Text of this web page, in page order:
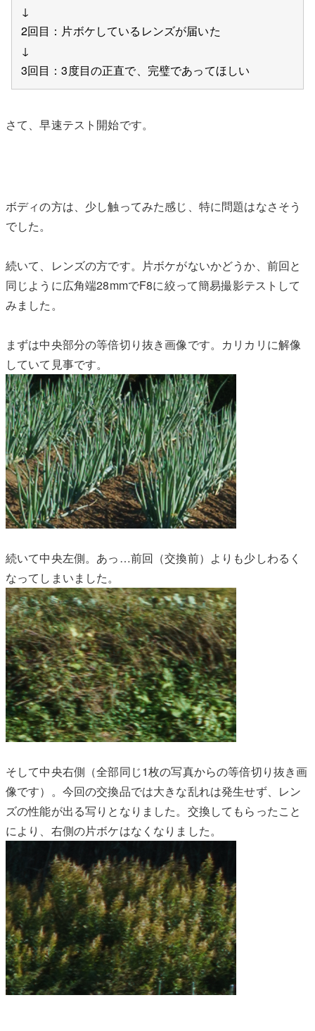
↓
2回目：片ボケしているレンズが届いた
↓
3回目：3度目の正直で、完璧であってほしい
さて、早速テスト開始です。
ボディの方は、少し触ってみた感じ、特に問題はなさそう
でした。
続いて、レンズの方です。片ボケがないかどうか、前回と
同じように広角端28mmでF8に絞って簡易撮影テストして
みました。
まずは中央部分の等倍切り抜き画像です。カリカリに解像
していて見事です。
続いて中央左側。あっ…前回（交換前）よりも少しわるく
なってしまいました。
そして中央右側（全部同じ1枚の写真からの等倍切り抜き画
像です）。今回の交換品では大きな乱れは発生せず、レン
ズの性能が出る写りとなりました。交換してもらったこと
により、右側の片ボケはなくなりました。